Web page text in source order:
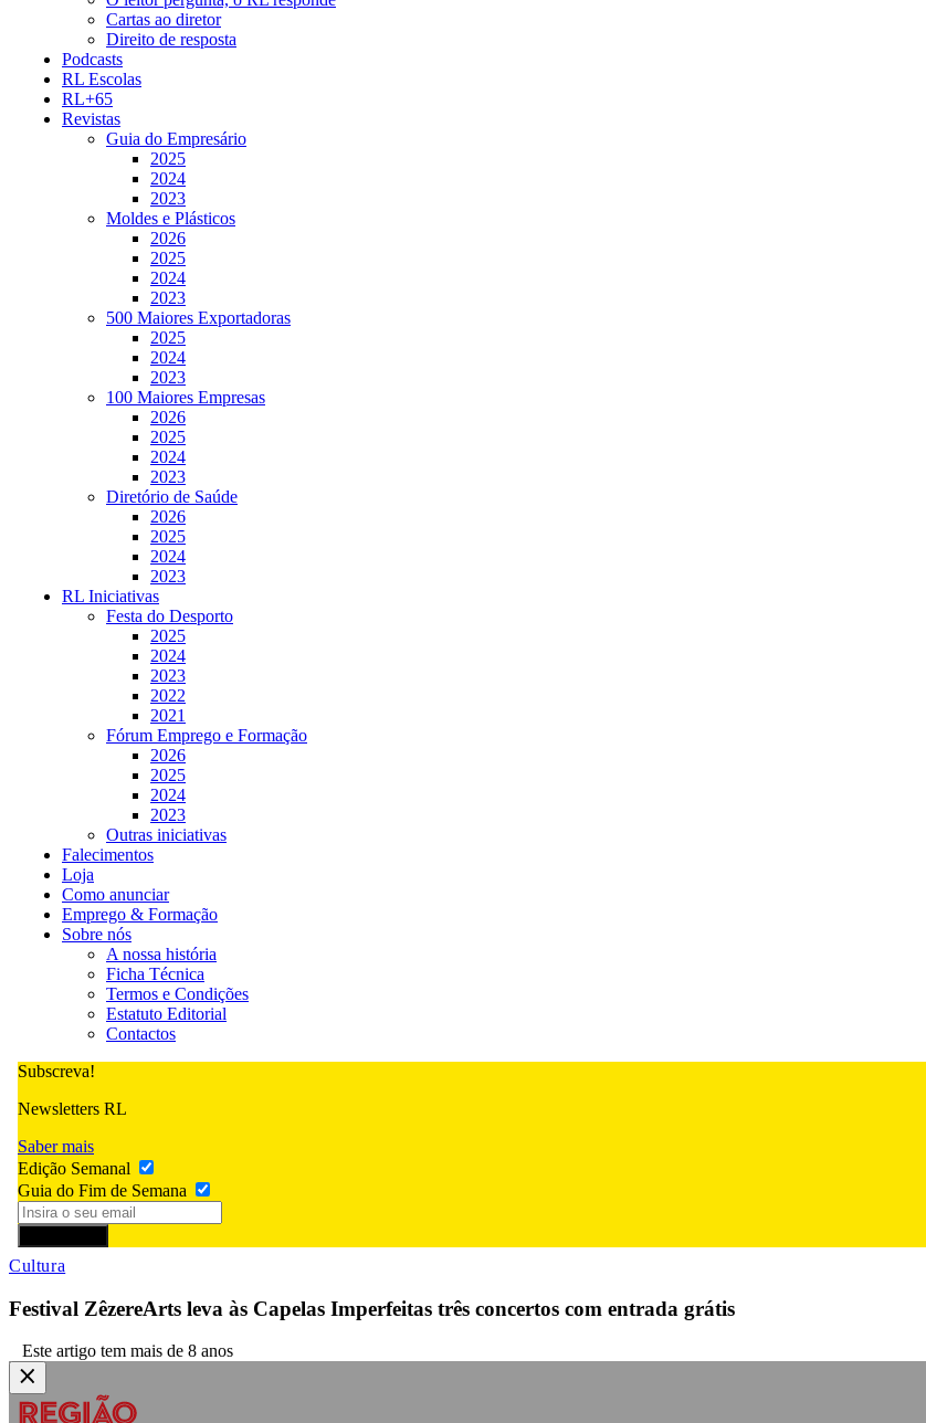
Cartas ao diretor
Direito de resposta
Podcasts
RL Escolas
RL+65
Revistas
Guia do Empresário
2025
2024
2023
Moldes e Plásticos
2026
2025
2024
2023
500 Maiores Exportadoras
2025
2024
2023
100 Maiores Empresas
2026
2025
2024
2023
Diretório de Saúde
2026
2025
2024
2023
RL Iniciativas
Festa do Desporto
2025
2024
2023
2022
2021
Fórum Emprego e Formação
2026
2025
2024
2023
Outras iniciativas
Falecimentos
Loja
Como anunciar
Emprego & Formação
Sobre nós
A nossa história
Ficha Técnica
Termos e Condições
Estatuto Editorial
Contactos
Subscreva!
Newsletters RL
Saber mais
Edição Semanal
Guia do Fim de Semana
Cultura
Festival ZêzereArts leva às Capelas Imperfeitas três concertos com entrada grátis
Este artigo tem mais de 8 anos